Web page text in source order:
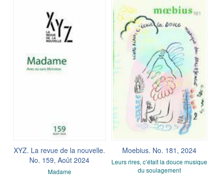
XYZ. La revue de la nouvelle.
No. 159, Août 2024
Madame
Moebius. No. 181, 2024
Leurs rires, c’était la douce musique
du soulagement